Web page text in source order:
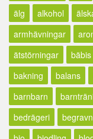
älg
alkohol
armhävningar
ätstörningar
bäbis
bakning
balans
barnbarn
bedrägeri